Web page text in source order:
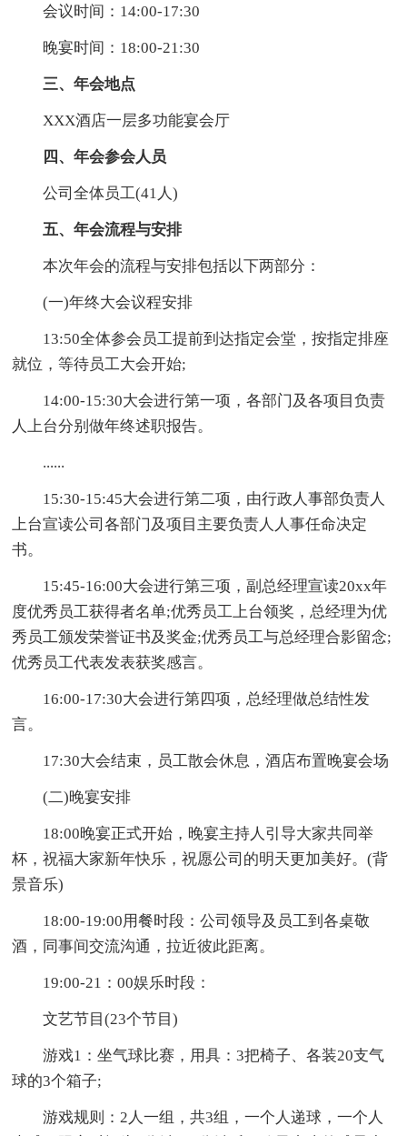
会议时间：14:00-17:30
晚宴时间：18:00-21:30
三、年会地点
XXX酒店一层多功能宴会厅
四、年会参会人员
公司全体员工(41人)
五、年会流程与安排
本次年会的流程与安排包括以下两部分：
(一)年终大会议程安排
13:50全体参会员工提前到达指定会堂，按指定排座
就位，等待员工大会开始;
14:00-15:30大会进行第一项，各部门及各项目负责
人上台分别做年终述职报告。
......
15:30-15:45大会进行第二项，由行政人事部负责人
上台宣读公司各部门及项目主要负责人人事任命决定
书。
15:45-16:00大会进行第三项，副总经理宣读20xx年
度优秀员工获得者名单;优秀员工上台领奖，总经理为优
秀员工颁发荣誉证书及奖金;优秀员工与总经理合影留念;
优秀员工代表发表获奖感言。
16:00-17:30大会进行第四项，总经理做总结性发
言。
17:30大会结束，员工散会休息，酒店布置晚宴会场
(二)晚宴安排
18:00晚宴正式开始，晚宴主持人引导大家共同举
杯，祝福大家新年快乐，祝愿公司的明天更加美好。(背
景音乐)
18:00-19:00用餐时段：公司领导及员工到各桌敬
酒，同事间交流沟通，拉近彼此距离。
19:00-21：00娱乐时段：
文艺节目(23个节目)
游戏1：坐气球比赛，用具：3把椅子、各装20支气
球的3个箱子;
游戏规则：2人一组，共3组，一个人递球，一个人